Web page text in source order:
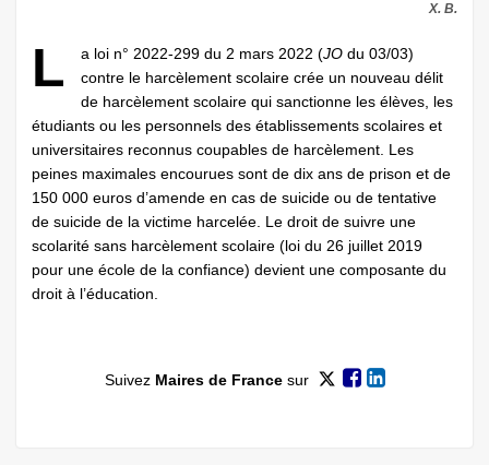
X. B.
L a loi n° 2022-299 du 2 mars 2022 (JO du 03/03)
contre le harcèlement scolaire crée un nouveau délit
de harcèlement scolaire qui sanctionne les élèves, les
étudiants ou les personnels des établissements scolaires et
universitaires reconnus coupables de harcèlement. Les
peines maximales encourues sont de dix ans de prison et de
150 000 euros d’amende en cas de suicide ou de tentative
de suicide de la victime harcelée. Le droit de suivre une
scolarité sans harcèlement scolaire (loi du 26 juillet 2019
pour une école de la confiance) devient une composante du
droit à l’éducation.
Suivez Maires de Francesur